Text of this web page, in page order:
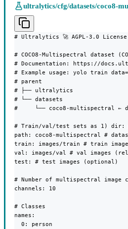
ultralytics/cfg/datasets/coco8-
# Ultralytics 🚀 AGPL-3.0
# COCO8-Multispectral dataset
# Documentation: https://
# Example usage: yolo train
# parent
# ├── ultralytics
# └── datasets
#     └── coco8-multispectral ←
# Train/val/test sets as 1)
path: coco8-multispectral #
train: images/train # train
val: images/val # val images
test: # test images (optional)
# Number of multispectral image
channels: 10
# Classes
names:
  0: person